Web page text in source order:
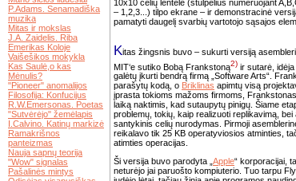
P.Adams. Senamadiška
muzika
Mitas ir mokslas
J.A. Zaidelis. Riba
Emerikas Koloje
Vaišešikos mokykla
Kas Saulė,o kas
Mėnulis?
"Pioneer" anomalijos
Filosofija: Konfucijus
R.W.Emersonas. Poetas
"Sutvėrėjo" žemėlapis
I.Calvino. Katinų markizė
Ramakrišnos
panteizmas
Nauja sapnų teorija
"Wow" signalas
Pašalinės mintys
10x10 celių lentelė (stulpelius numeruojant
– 1,2,3...) tilpo ekrane – ir demonstracinė
pamatyti daugelį svarbių vartotojo sąsajos
Kitas žingsnis buvo – sukurti versiją
MIT‘e sutiko Bobą Frankstoną2) ir sutarė,
galėtų įkurti bendrą firmą „Software Arts“.
parašytų kodą, o Briklinas apimtų visą
įprasta tokioms mažoms firmoms,
laiką naktimis, kad sutaupytų pinigų. Šiame
problemų, tokių, kaip realizuoti replikavimą, bei
santykinis celių nurodymas. Pirmoji
reikalavo tik 25 KB operatyviosios atminties,
atimties operacijas.
Ši versija buvo parodyta „ Apple“ korporacijai,
neturėjo jai paruošto kompiuterio. Tuo tarpu